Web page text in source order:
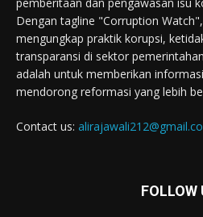
Dengan tagline "Corruption
mengungkap praktik korupsi,
transparansi di sektor
adalah untuk memberikan
mendorong reformasi yang lebih
Contact us:
FOLLOW